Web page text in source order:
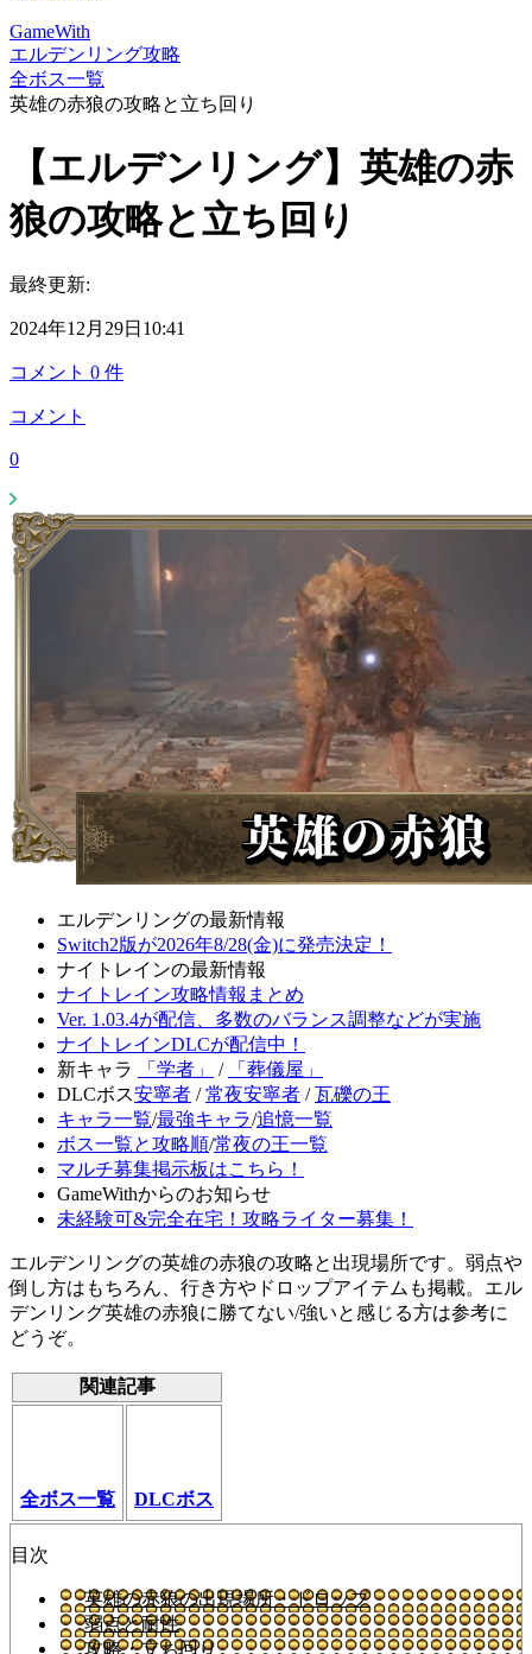
GameWith
エルデンリング攻略
全ボス一覧
英雄の赤狼の攻略と立ち回り
【エルデンリング】英雄の赤
狼の攻略と立ち回り
最終更新:
2024年12月29日10:41
コメント 0 件
コメント
0
エルデンリングの最新情報
Switch2版が2026年8/28(金)に発売決定！
ナイトレインの最新情報
ナイトレイン攻略情報まとめ
Ver. 1.03.4が配信、多数のバランス調整などが実施
ナイトレインDLCが配信中！
新キャラ
「学者」 /
「葬儀屋」
DLCボス安寧者 /常夜安寧者 /瓦礫の王
キャラ一覧/最強キャラ/追憶一覧
ボス一覧と攻略順/常夜の王一覧
マルチ募集掲示板はこちら！
GameWithからのお知らせ
未経験可&完全在宅！攻略ライター募集！
エルデンリングの英雄の赤狼の攻略と出現場所です。弱点や
倒し方はもちろん、行き方やドロップアイテムも掲載。エル
デンリング英雄の赤狼に勝てない/強いと感じる方は参考に
どうぞ。
関連記事
全ボス一覧 DLCボス
目次
英雄の赤狼の出現場所・ドロップ
弱点と耐性
攻略・立ち回り